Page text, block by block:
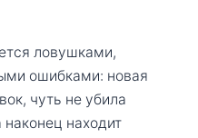
ловушками,
ошибками: новая
чуть не убила
наконец находит